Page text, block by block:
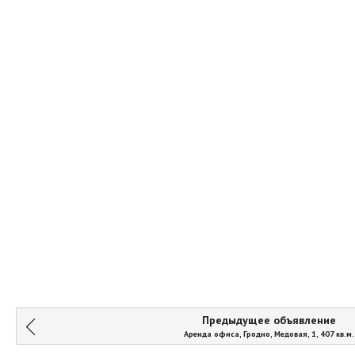
Предыдущее объявление
Аренда офиса, Гродно, Медовая, 1, 407 кв.м.